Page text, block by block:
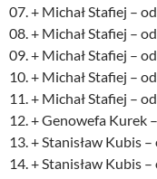
07. + Michał Stafiej –
08. + Michał Stafiej –
09. + Michał Stafiej –
10. + Michał Stafiej –
11. + Michał Stafiej –
12. + Genowefa Kurek
13. + Stanisław Kubis
14. + Stanisław Kubis